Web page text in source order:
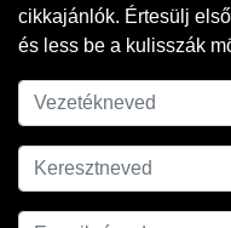
cikkajánlók. Értesülj
és less be a kulisszák